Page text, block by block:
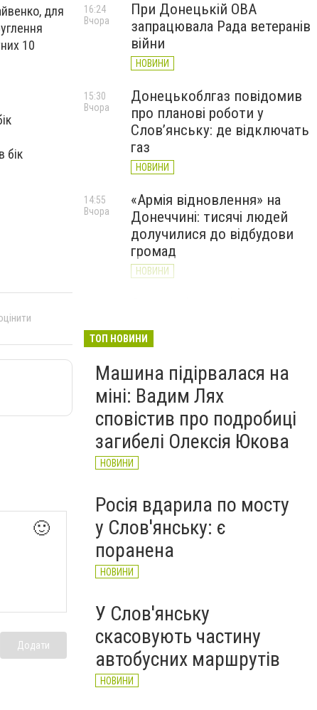
для
10
бік
🙂
Додати
При Донецькій ОВА
запрацювала Рада ветеранів
війни
НОВИНИ
16:24
Вчора
Донецькоблгаз повідомив
про планові роботи у
Слов’янську: де відключать
газ
НОВИНИ
15:30
Вчора
«Армія відновлення» на
Донеччині: тисячі людей
долучилися до відбудови
громад
НОВИНИ
14:55
Вчора
працюють на Донеччині
НОВИНИ
ТОП НОВИНИ
Машина підірвалася на
міні: Вадим Лях
сповістив про подробиці
загибелі Олексія Юкова
НОВИНИ
Росія вдарила по мосту
у Слов'янську: є
поранена
НОВИНИ
У Слов'янську
скасовують частину
автобусних маршрутів
НОВИНИ